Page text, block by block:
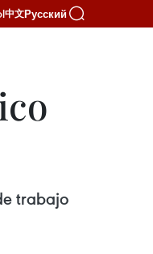
中文Русский
trabajo